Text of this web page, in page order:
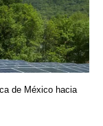
de México hacia